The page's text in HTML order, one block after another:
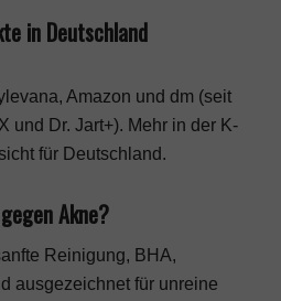
in Deutschland
Amazon und dm (seit
und Dr. Jart+). Mehr in der K-
für Deutschland.
Akne?
Reinigung, BHA,
ausgezeichnet für unreine